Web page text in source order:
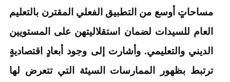
مساحاتٍ أوسع من التطبيق الفعلي المقترن بالتعليم
العام للسيدات لضمان استقلاليتهن على المستويين
الديني والتعليمي. وأشارت إلى وجود أبعادٍ اقتصاديةٍ
ترتبط بظهور الممارسات السيئة التي تتعرض لها